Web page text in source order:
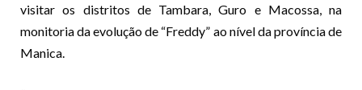
visitar os distritos de Tambara, Guro e Macossa, na
monitoria da evolução de “Freddy” ao nível da província de
Manica.